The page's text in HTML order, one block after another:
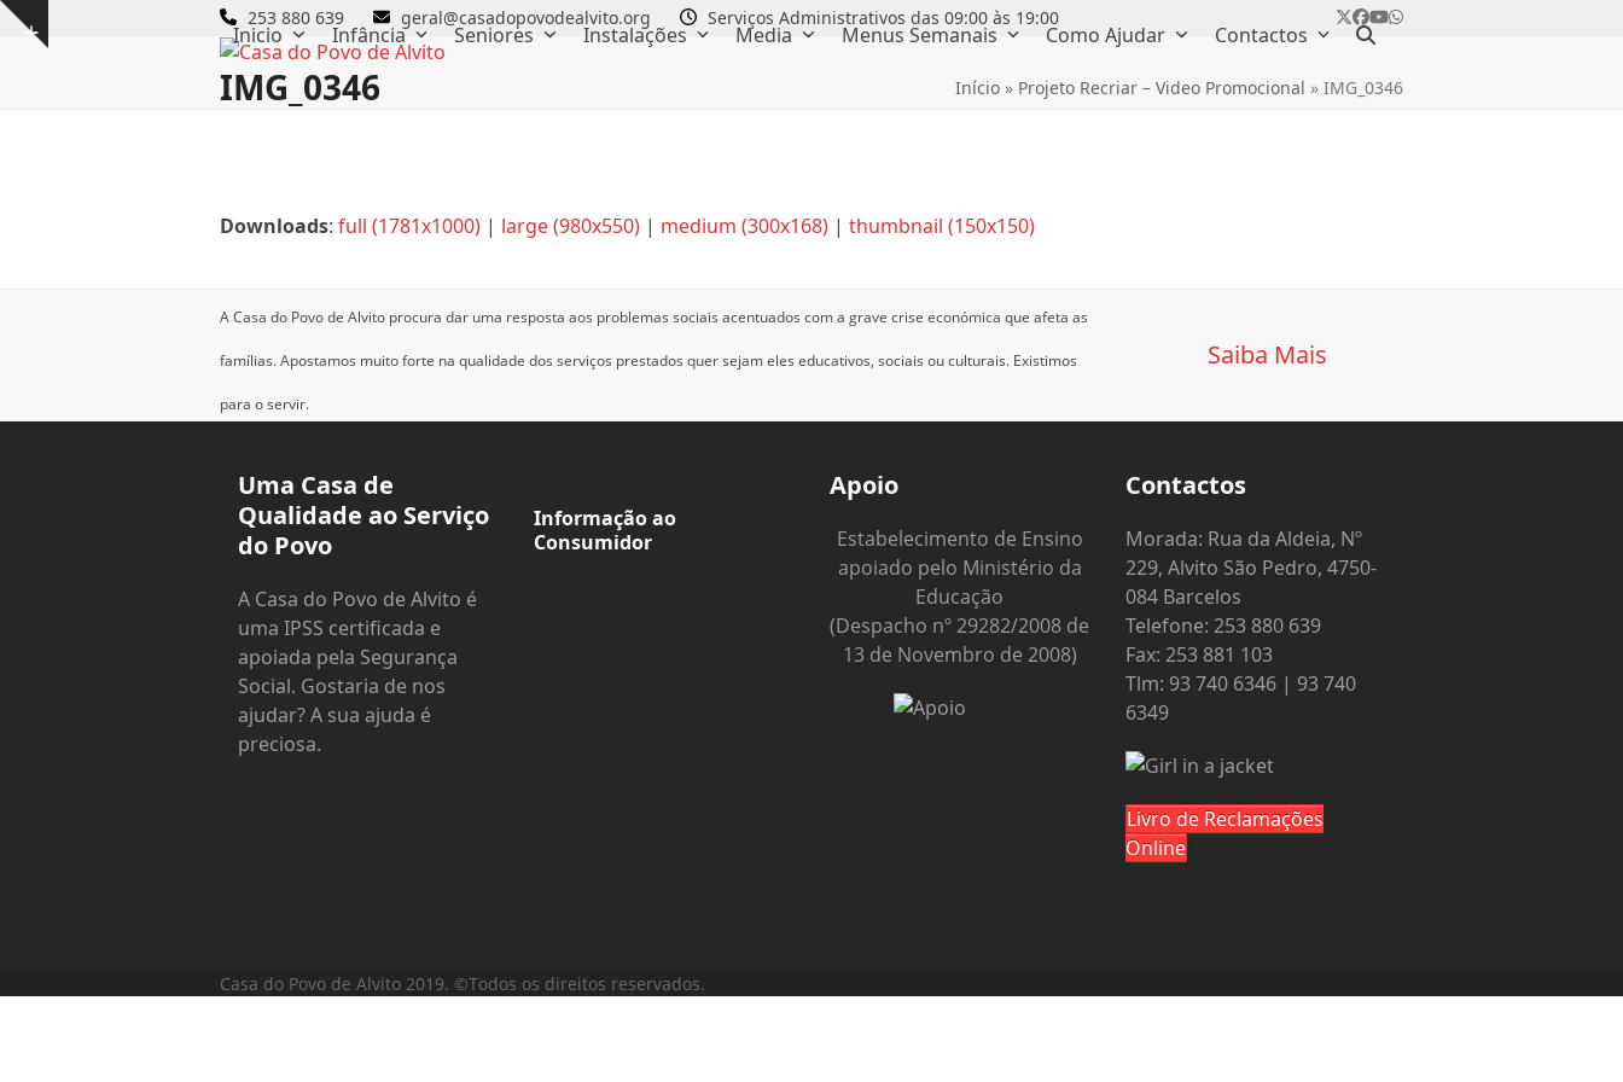
Skip
Show
253 880 639 geral@casadopovodealvito.org Serviços Administrativos das 09:00 às 19:00 Twitter
Facebook
YouTube
Whatsapp
Inicio Infância Seniores Instalações Media Menus Semanais Como Ajudar Contactos
IMG_0346 Início » Projeto Recriar – Video Promocional » IMG_0346
Downloads: full (1781x1000) | large (980x550) | medium (300x168) | thumbnail (150x150)
A Casa do Povo de Alvito procura dar uma resposta aos problemas sociais acentuados com a grave crise económica que afeta as
famílias.Apostamos muito forte na qualidade dos serviços prestados quer sejam eles educativos, sociais ou culturais. Existimos
para o servir.
Saiba Mais
Uma Casa de
Qualidade ao Serviço
do Povo
A Casa do Povo de Alvito é
uma IPSS certificada e
apoiada pela Segurança
Social. Gostaria de nos
ajudar? A sua ajuda é
preciosa.
Informação ao
Consumidor
Apoio
Estabelecimento de Ensino
apoiado pelo Ministério da
Educação
(Despacho nº 29282/2008 de
13 de Novembro de 2008)
Contactos
Morada: Rua da Aldeia, Nº
229, Alvito São Pedro, 4750-
084 Barcelos
Telefone: 253 880 639
Fax: 253 881 103
Tlm: 93 740 6346 | 93 740
6349
Livro de Reclamações
Online
Casa do Povo de Alvito 2019. ©Todos os direitos reservados.